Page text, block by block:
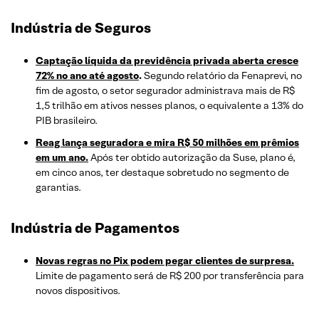
Indústria de Seguros
Captação líquida da previdência privada aberta cresce
72% no ano até agosto.Segundo relatório da Fenaprevi, no
fim de agosto, o setor segurador administrava mais de R$
1,5 trilhão em ativos nesses planos, o equivalente a 13% do
PIB brasileiro.
Reag lança seguradora e mira R$ 50 milhões em prêmios
em um ano.Após ter obtido autorização da Suse, plano é,
em cinco anos, ter destaque sobretudo no segmento de
garantias.
Indústria de Pagamentos
Novas regras no Pix podem pegar clientes de surpresa.
Limite de pagamento será de R$ 200 por transferência para
novos dispositivos.